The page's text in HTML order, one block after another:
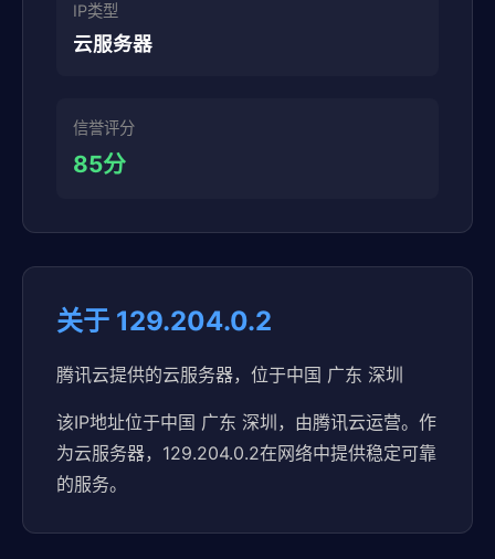
IP类型
云服务器
信誉评分
85分
关于 129.204.0.2
腾讯云提供的云服务器，位于中国 广东 深圳
该IP地址位于中国 广东 深圳，由腾讯云运营。作
为云服务器，129.204.0.2在网络中提供稳定可靠
的服务。